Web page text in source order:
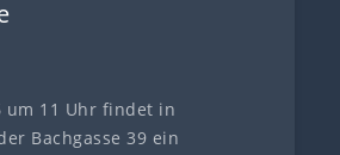
um 11 Uhr findet in
Bachgasse 39 ein